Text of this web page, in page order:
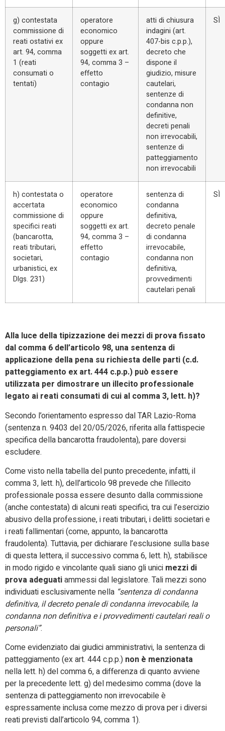
g) contestata
commissione di
reati ostativi ex
art. 94, comma
1 (reati
consumati o
tentati)
operatore
economico
oppure
soggetti ex art.
94, comma 3 –
effetto
contagio
atti di chiusura
indagini (art.
407-bis c.p.p.),
decreto che
dispone il
giudizio, misure
cautelari,
sentenze di
condanna non
definitive,
decreti penali
non irrevocabili,
sentenze di
patteggiamento
non irrevocabili
SÌ
h) contestata o
accertata
commissione di
specifici reati
(bancarotta,
reati tributari,
societari,
urbanistici, ex
Dlgs. 231)
operatore
economico
oppure
soggetti ex art.
94, comma 3 –
effetto
contagio
sentenza di
condanna
definitiva,
decreto penale
di condanna
irrevocabile,
condanna non
definitiva,
provvedimenti
cautelari penali
SÌ
Alla luce della tipizzazione dei mezzi di prova fissato
dal comma 6 dell’articolo 98, una sentenza di
applicazione della pena su richiesta delle parti (c.d.
patteggiamento ex art. 444 c.p.p.) può essere
utilizzata per dimostrare un illecito professionale
legato ai reati consumati di cui al comma 3, lett. h)?
Secondo l’orientamento espresso dal TAR Lazio-Roma
(sentenza n. 9403 del 20/05/2026, riferita alla fattispecie
specifica della bancarotta fraudolenta), pare doversi
escludere.
Come visto nella tabella del punto precedente, infatti, il
comma 3, lett. h), dell’articolo 98 prevede che l’illecito
professionale possa essere desunto dalla commissione
(anche contestata) di alcuni reati specifici, tra cui l’esercizio
abusivo della professione, i reati tributari, i delitti societari e
i reati fallimentari (come, appunto, la bancarotta
fraudolenta). Tuttavia, per dichiarare l’esclusione sulla base
di questa lettera, il successivo comma 6, lett. h), stabilisce
in modo rigido e vincolante quali siano gli unici mezzi di
prova adeguatiammessi dal legislatore. Tali mezzi sono
individuati esclusivamente nella “sentenza di condanna
definitiva, il decreto penale di condanna irrevocabile, la
condanna non definitiva e i provvedimenti cautelari reali o
personali”.
Come evidenziato dai giudici amministrativi, la sentenza di
patteggiamento (ex art. 444 c.p.p.) non è menzionata
nella lett. h) del comma 6, a differenza di quanto avviene
per la precedente lett. g) del medesimo comma (dove la
sentenza di patteggiamento non irrevocabile è
espressamente inclusa come mezzo di prova per i diversi
reati previsti dall’articolo 94, comma 1).